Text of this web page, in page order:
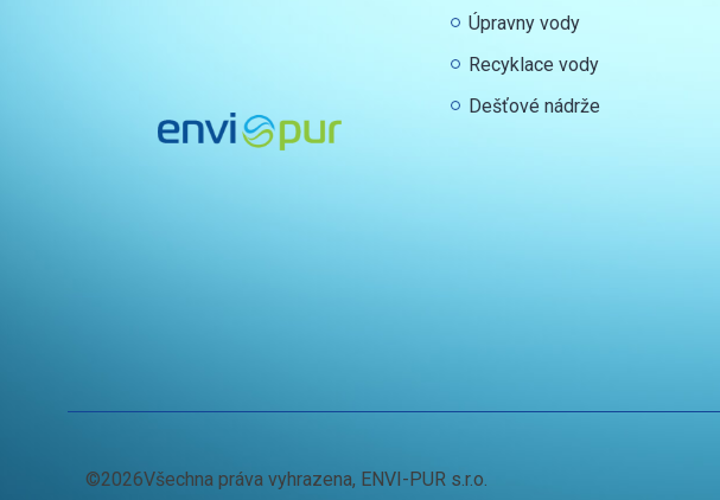
Úpravny vody
Recyklace vody
Dešťové nádrže
©2026Všechna práva vyhrazena, ENVI-PUR s.r.o.